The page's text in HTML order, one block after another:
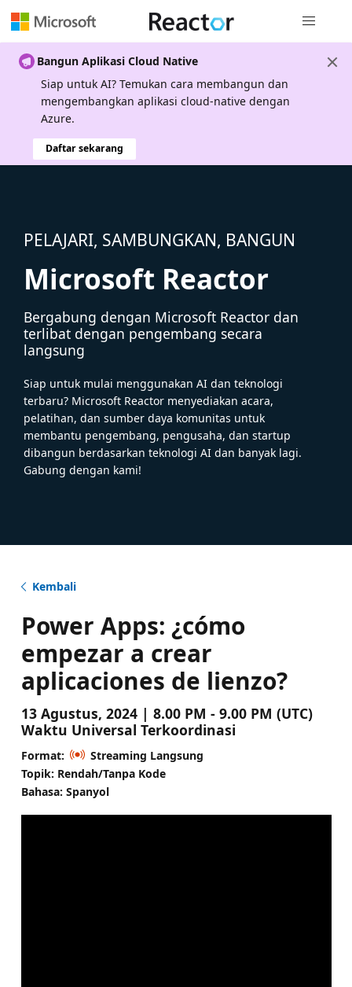
Bangun Aplikasi Cloud Native
Siap untuk AI? Temukan cara membangun dan
mengembangkan aplikasi cloud-native dengan
Azure.
Daftar sekarang
PELAJARI, SAMBUNGKAN, BANGUN
Microsoft Reactor
Bergabung dengan Microsoft Reactor dan
terlibat dengan pengembang secara
langsung
Siap untuk mulai menggunakan AI dan teknologi
terbaru? Microsoft Reactor menyediakan acara,
pelatihan, dan sumber daya komunitas untuk
membantu pengembang, pengusaha, dan startup
dibangun berdasarkan teknologi AI dan banyak lagi.
Gabung dengan kami!
Kembali
Power Apps: ¿cómo
empezar a crear
aplicaciones de lienzo?
13 Agustus, 2024 | 8.00 PM - 9.00 PM (UTC)
Waktu Universal Terkoordinasi
Format:
Streaming Langsung
Topik: Rendah/Tanpa Kode
Bahasa: Spanyol